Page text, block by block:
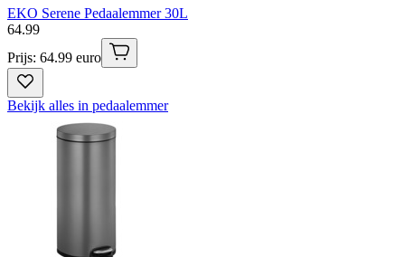
EKO Serene Pedaalemmer 30L
64.99
Prijs: 64.99 euro
Bekijk alles in pedaalemmer